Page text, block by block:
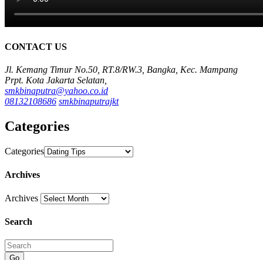
CONTACT US
Jl. Kemang Timur No.50, RT.8/RW.3, Bangka, Kec. Mampang
Prpt. Kota Jakarta Selatan,
smkbinaputra@yahoo.co.id
08132108686 smkbinaputrajkt
Categories
Categories
Archives
Archives
Search
Go